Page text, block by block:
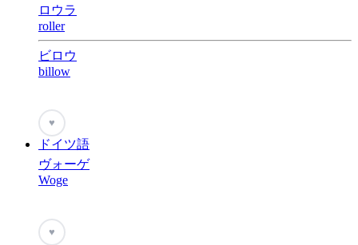
ロウラ
roller
ビロウ
billow
♥
ドイツ語
ヴォーゲ
Woge
♥